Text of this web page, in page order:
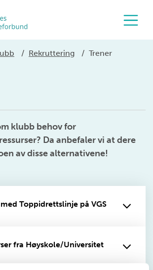
/ Rekruttering / Trener
klubb behov for
Da anbefaler vi at dere
av disse alternativene!
Toppidrettslinje på VGS
fra Høyskole/Universitet